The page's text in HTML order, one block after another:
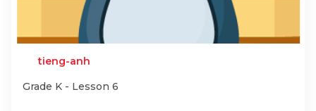
tieng-anh
Grade K - Lesson 6